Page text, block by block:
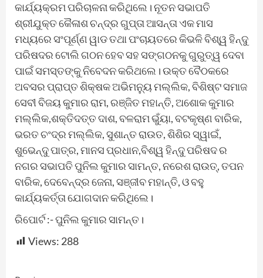
କାର୍ଯ୍ୟକ୍ରମ ପରିଚାଳନା କରିଥିଲେ। ନୂତନ ସଭାପତି
ଶ୍ରୀଯୁକ୍ତ କୈଳାଶ ଚନ୍ଦ୍ର ଗୁପ୍ତା ଆସନ୍ତା ଏକ ମାସ
ମଧ୍ୟରେ ସଂପୂର୍ଣ୍ଣ ୱାଡ ତଥା ପଂଚାୟତରେ କିଭଳି ବିଶ୍ୱ ହିନ୍ଦୁ
ପରିଷଦର ଟୋଲି ଗଠନ ହେବ ସହ ସଙ୍ଗଠନକୁ ଗୁରୁତ୍ୱ ଦେବା
ପାଇଁ ସମସ୍ତଙ୍କୁ ନିବେଦନ କରିଥଲେ। ଉକ୍ତ ବୈଠକରେ
ଅବସର ପ୍ରାପ୍ତ ଶିକ୍ଷକ ଅଭିମନ୍ୟୁ ମଲ୍ଲିକ, ବିଶିଷ୍ଟ ସମାଜ
ସେବୀ ବିଜୟ କୁମାର ରାମ, ରଞ୍ଜିତ ମହାନ୍ତି, ଅଶୋକ କୁମାର
ମଲ୍ଲିକ,ଶକ୍ତିଦତ୍ତ ଦାଶ, ବଳରାମ ଭୁଁୟା, ବଟକୃଷ୍ଣ ବାରିକ,
ଭରତ ଚଂଦ୍ର ମଲ୍ଲିକ, ସୁଶାନ୍ତ ରାଉତ, ଶିଶିର ସ୍ୱାଇଁ,
ଶୁଭେନ୍ଦୁ ପାତ୍ର, ମାନସ ପ୍ରଧାନ,ବିଶ୍ୱ ହିନ୍ଦୁ ପରିଷଦ ର
ନଗର ସଭାପତି ପୁନିଲ କୁମାର ସାମନ୍ତ, ନରେଶ ରାଉତ୍, ତପନ
ବାରିକ, ଦେବେନ୍ଦ୍ର ଜେନା, ସଞ୍ଜୀବ ମହାନ୍ତି, ଓ ବହୁ
କାର୍ଯ୍ୟକର୍ତ୍ତା ଯୋଗଦାନ କରିଥିଲେ।
ରିପୋର୍ଟ :- ପୁନିଲ କୁମାର ସାମନ୍ତ।
Views: 288